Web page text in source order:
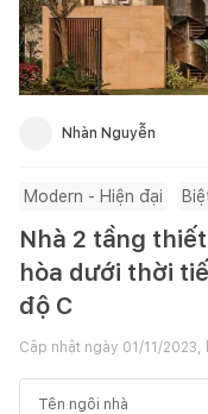
Nhàn Nguyễn
Modern - Hiện đại
Nhà 2 tầng
hòa dưới thời
độ C
Cập nhật ngày 01/11/2023,
Tên ngôi nhà